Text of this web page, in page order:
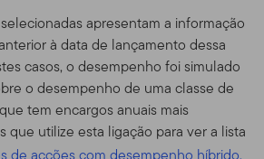
apresentam a informação
à data de lançamento dessa
casos, o desempenho foi simulado
o desempenho de uma classe de
tem encargos anuais mais
que utilize esta ligação para ver a lista
de acções com desempenho híbrido.
pela credibilidade de seus
nas taxas de juros, com os
declinando à medida que a
Títulos menos cotados de alta renda
de preços muito maiores
Investimento estrangeiro,